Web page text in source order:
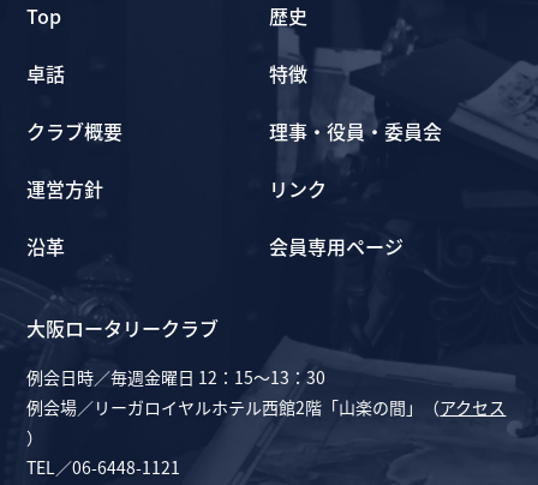
Top
卓話
クラブ概要
運営方針
沿革
歴史
特徴
理事・役員・委員会
リンク
会員専用ページ
大阪ロータリークラブ
例会日時／毎週金曜日 12：15～13：30
例会場／リーガロイヤルホテル西館2階「山楽の間」（アクセス
）
TEL／06-6448-1121